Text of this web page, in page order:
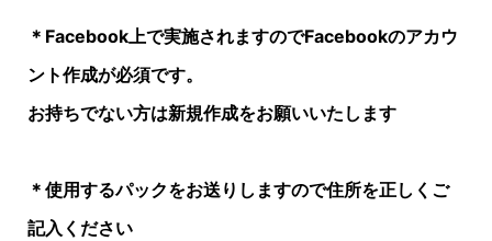
＊Facebook上で実施されますのでFacebookのアカウ
ント作成が必須です。
お持ちでない方は新規作成をお願いいたします
＊使用するパックをお送りしますので住所を正しくご
記入ください